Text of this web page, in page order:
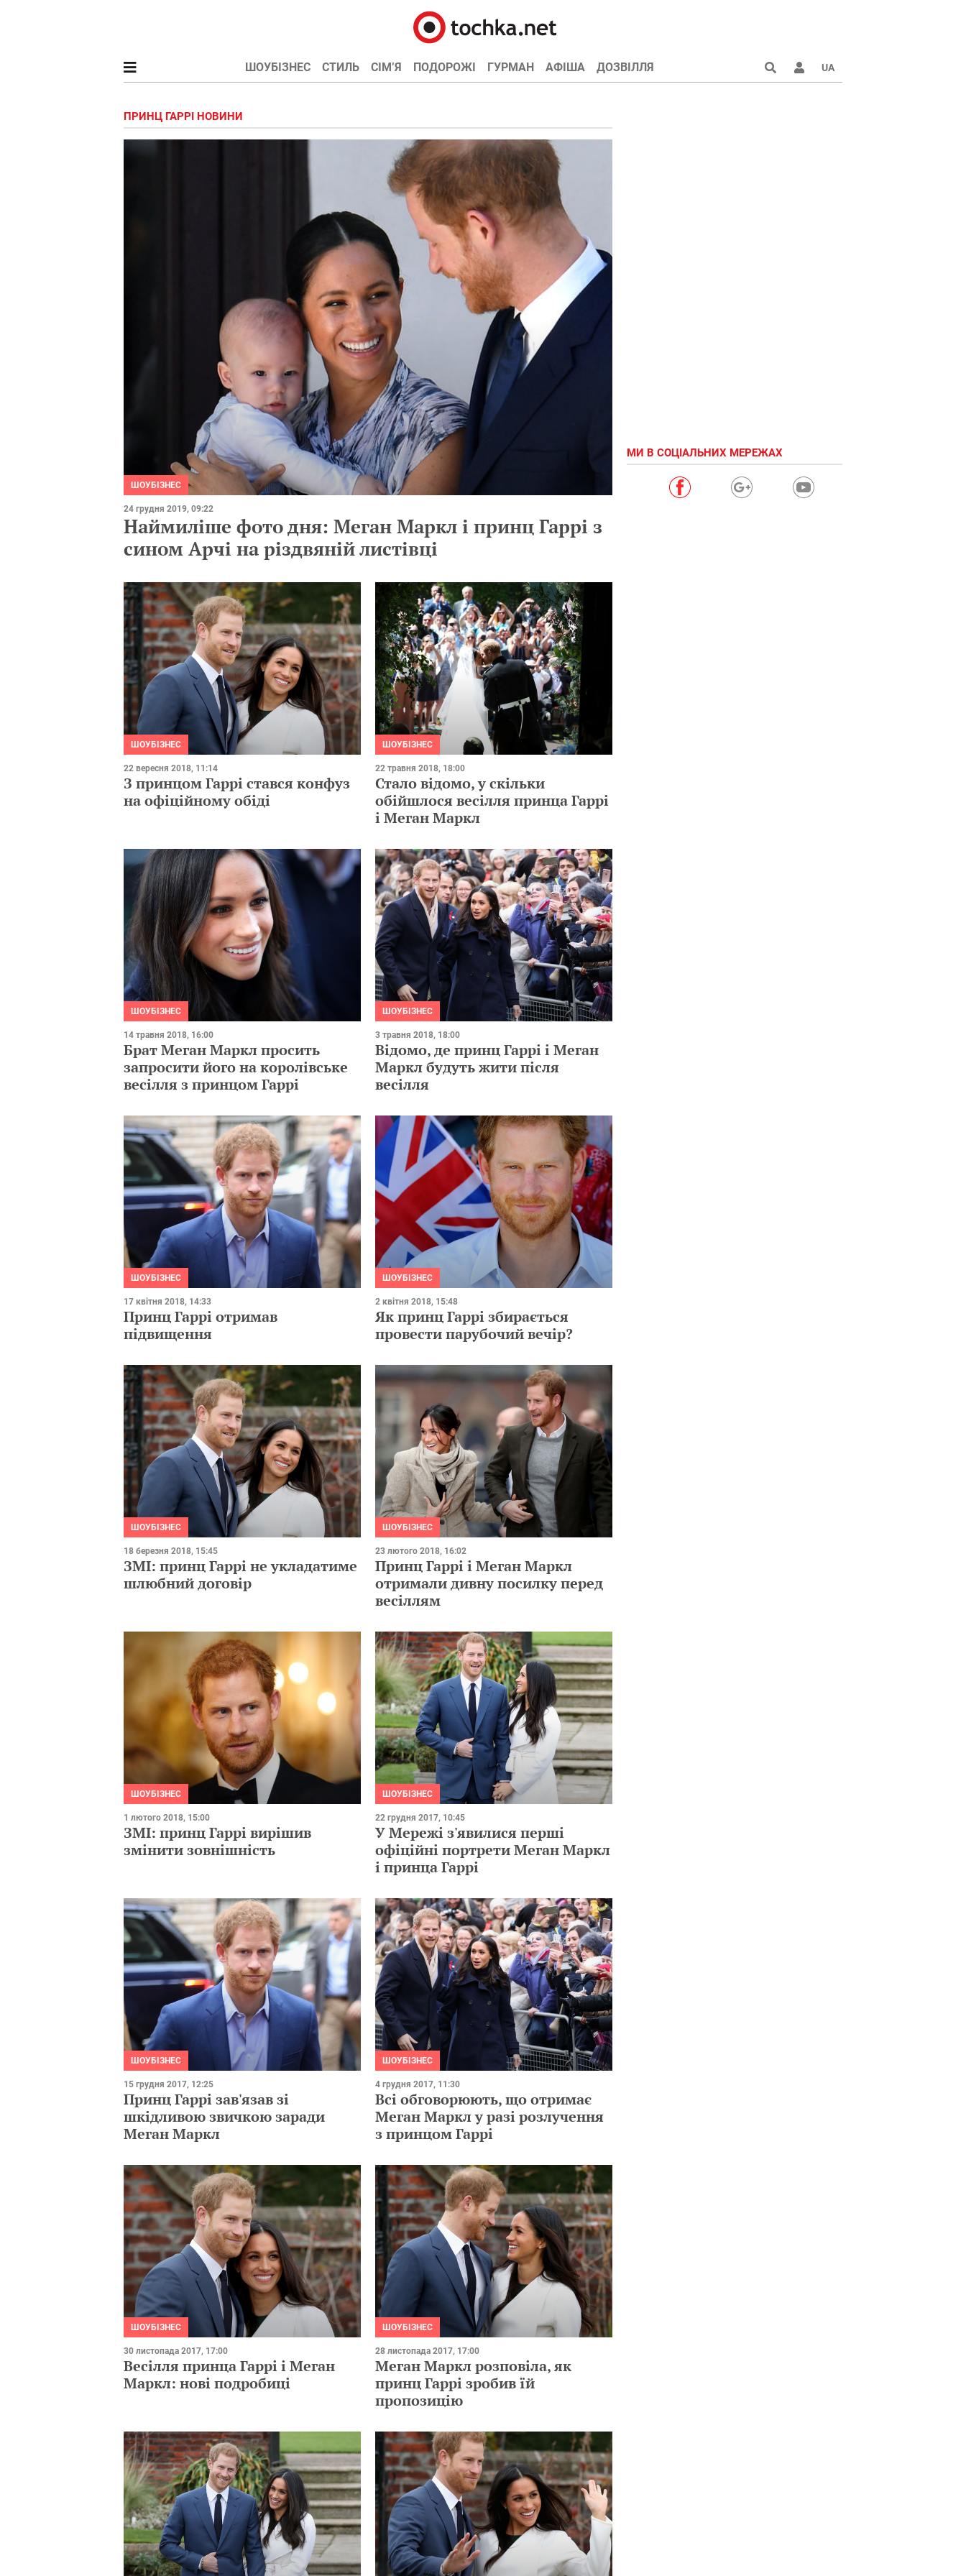
ШОУБІЗНЕС СТИЛЬ СІМ’Я ПОДОРОЖІ ГУРМАН АФІША ДОЗВІЛЛЯ UA
ПРИНЦ ГАРРІ НОВИНИ
ШОУБІЗНЕС
24 грудня 2019, 09:22
Наймиліше фото дня: Меган Маркл і принц Гаррі з
сином Арчі на різдвяній листівці
ШОУБІЗНЕС
22 вересня 2018, 11:14
З принцом Гаррі стався конфуз
на офіційному обіді
ШОУБІЗНЕС
22 травня 2018, 18:00
Стало відомо, у скільки
обійшлося весілля принца Гаррі
і Меган Маркл
ШОУБІЗНЕС
14 травня 2018, 16:00
Брат Меган Маркл просить
запросити його на королівське
весілля з принцом Гаррі
ШОУБІЗНЕС
3 травня 2018, 18:00
Відомо, де принц Гаррі і Меган
Маркл будуть жити після
весілля
ШОУБІЗНЕС
17 квітня 2018, 14:33
Принц Гаррі отримав
підвищення
ШОУБІЗНЕС
2 квітня 2018, 15:48
Як принц Гаррі збирається
провести парубочий вечір?
ШОУБІЗНЕС
18 березня 2018, 15:45
ЗМІ: принц Гаррі не укладатиме
шлюбний договір
ШОУБІЗНЕС
23 лютого 2018, 16:02
Принц Гаррі і Меган Маркл
отримали дивну посилку перед
весіллям
ШОУБІЗНЕС
1 лютого 2018, 15:00
ЗМІ: принц Гаррі вирішив
змінити зовнішність
ШОУБІЗНЕС
22 грудня 2017, 10:45
У Мережі з'явилися перші
офіційні портрети Меган Маркл
і принца Гаррі
ШОУБІЗНЕС
15 грудня 2017, 12:25
Принц Гаррі зав'язав зі
шкідливою звичкою заради
Меган Маркл
ШОУБІЗНЕС
4 грудня 2017, 11:30
Всі обговорюють, що отримає
Меган Маркл у разі розлучення
з принцом Гаррі
ШОУБІЗНЕС
30 листопада 2017, 17:00
Весілля принца Гаррі і Меган
Маркл: нові подробиці
ШОУБІЗНЕС
28 листопада 2017, 17:00
Меган Маркл розповіла, як
принц Гаррі зробив їй
пропозицію
МИ В СОЦІАЛЬНИХ МЕРЕЖАХ